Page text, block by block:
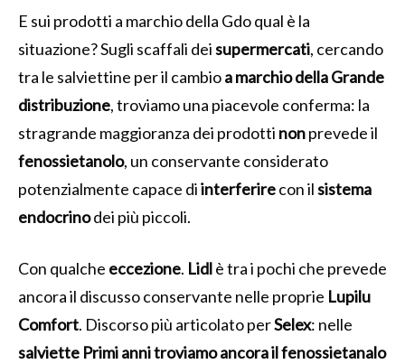
E sui prodotti a marchio della Gdo qual è la
situazione? Sugli scaffali deisupermercati, cercando
tra le salviettine per il cambioa marchio della Grande
distribuzione, troviamo una piacevole conferma: la
stragrande maggioranza dei prodotti nonprevede il
fenossietanolo, un conservante considerato
potenzialmente capace diinterferirecon ilsistema
endocrinodei più piccoli.
Con qualche eccezione. Lidlè tra i pochi che prevede
ancora il discusso conservante nelle proprie Lupilu
Comfort. Discorso più articolato perSelex: nelle
salviette Primi anni troviamo ancora il fenossietanalo